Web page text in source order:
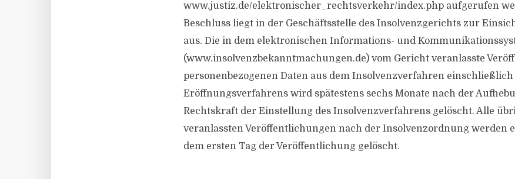
www.justiz.de/elektronischer_rechtsverkehr/index.php aufgerufen
Beschluss liegt in der Geschäftsstelle des Insolvenzgerichts zur
aus. Die in dem elektronischen Informations- und
(www.insolvenzbekanntmachungen.de) vom Gericht veranlasste
personenbezogenen Daten aus dem Insolvenzverfahren einschließlich
Eröffnungsverfahrens wird spätestens sechs Monate nach der
Rechtskraft der Einstellung des Insolvenzverfahrens gelöscht. Alle
veranlassten Veröffentlichungen nach der Insolvenzordnung werden
dem ersten Tag der Veröffentlichung gelöscht.